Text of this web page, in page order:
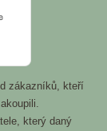
zákazníků, kteří
který daný